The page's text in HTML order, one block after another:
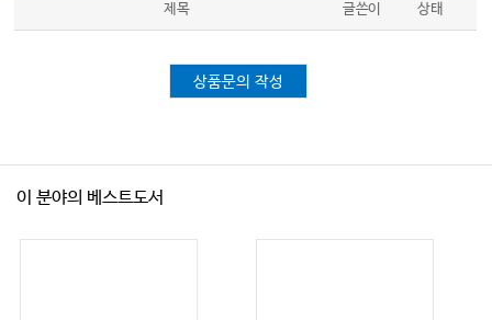
제목 글쓴이 상태
상품문의 작성
이 분야의 베스트도서